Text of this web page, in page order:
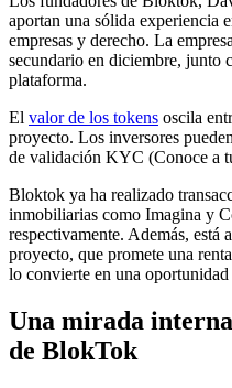
aportan una sólida experiencia
empresas y derecho. La
secundario en diciembre, junto
plataforma.
El valor de los tokens oscila
proyecto. Los inversores
de validación KYC (Conoce a
Bloktok ya ha realizado
inmobiliarias como Imagina y
respectivamente. Además, está
proyecto, que promete una
lo convierte en una
Una mirada
de BlokTok